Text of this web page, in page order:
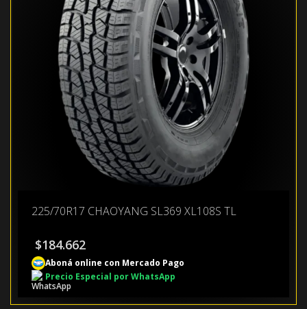
225/70R17 CHAOYANG SL369 XL108S TL
$184.662
Aboná online con Mercado Pago
Precio Especial por WhatsApp